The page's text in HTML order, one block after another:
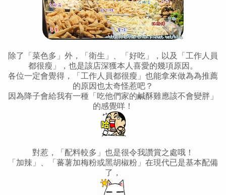
除了「菜色多」外，「衛生」、「好吃」，以及「工作人員
都很瘦」，也是該店深獲本人喜愛的幾項原因。
各位一定會覺得，「工作人員都很瘦」也能拿來做為為推薦
的原因也太奇怪惹吧？
因為降子會給我有一種「吃他們家的鹹酥雞應該不會變胖」
的感覺咩！
對惹，「配料較多」也是很令我讚賞之處哦！
「加辣」、「蕃薯加梅粉或黑胡椒粉」在現代已是基本配備
了，